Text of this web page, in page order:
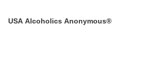
USA Alcoholics Anonymous®